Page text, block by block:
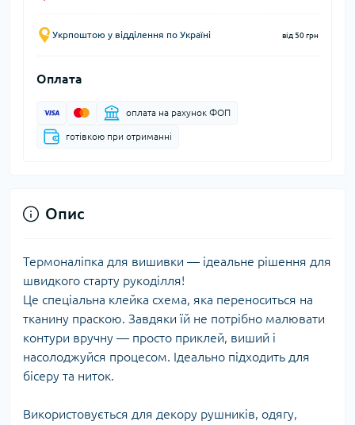
Укрпоштою у відділення по Україні від 50 грн
Оплата
оплата на рахунок ФОП
готівкою при отриманні
Опис
Термоналіпка для вишивки — ідеальне рішення для
швидкого старту рукоділля!
Це спеціальна клейка схема, яка переноситься на
тканину праскою. Завдяки їй не потрібно малювати
контури вручну — просто приклей, виший і
насолоджуйся процесом. Ідеально підходить для
бісеру та ниток.
Використовується для декору рушників, одягу,